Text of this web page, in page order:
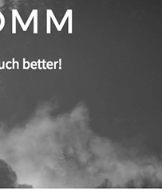
Versión de WordPress
Página de inicio del tema